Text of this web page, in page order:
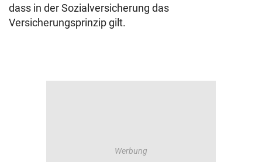
dass in der Sozialversicherung das
Versicherungsprinzip gilt.